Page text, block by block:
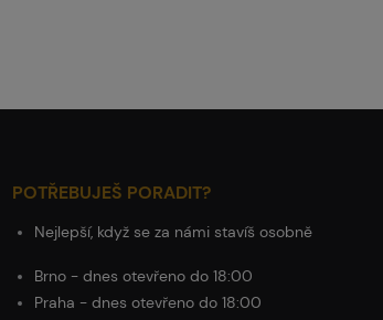
POTŘEBUJEŠ PORADIT?
Nejlepší, když se za námi stavíš osobně
Brno - dnes otevřeno do 18:00
Praha - dnes otevřeno do 18:00